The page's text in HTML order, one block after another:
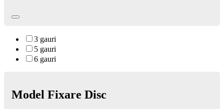
3 gauri
5 gauri
6 gauri
Model Fixare Disc